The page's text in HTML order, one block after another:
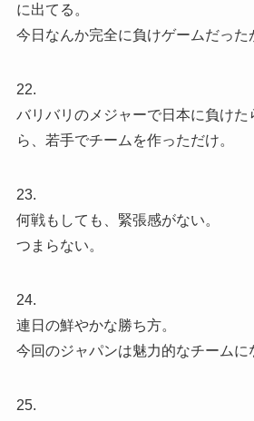
に出てる。
今日なんか完全に負けゲームだった
22.
バリバリのメジャーで日本に負けた
ら、若手でチームを作っただけ。
23.
何戦もしても、緊張感がない。
つまらない。
24.
連日の鮮やかな勝ち方。
今回のジャパンは魅力的なチームに
25.